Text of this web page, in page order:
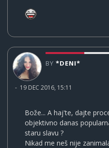
BY *DENI*
- 19 DEC 2016, 15:11
Bože... A haj'te, dajte
objektivno danas
staru slavu ?
Nikad me neš nije